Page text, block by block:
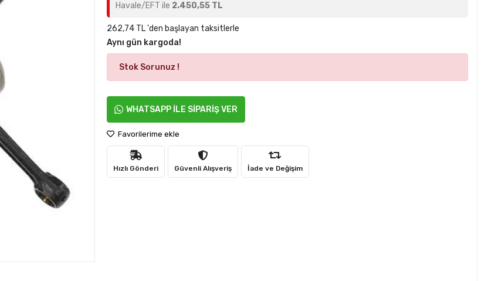
Havale/EFT ile 2.450,55 TL
262,74 TL 'den başlayan taksitlerle
Aynı gün kargoda!
Stok Sorunuz !
WHATSAPP İLE SİPARİŞ VER
Favorilerime ekle
Hızlı Gönderi Güvenli Alışveriş İade ve Değişim